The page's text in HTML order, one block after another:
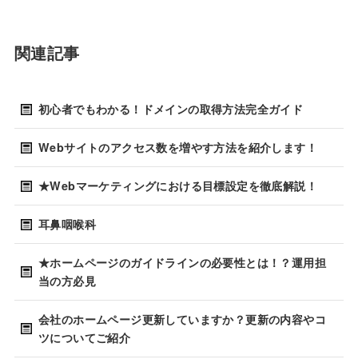
関連記事
初心者でもわかる！ドメインの取得方法完全ガイド
Webサイトのアクセス数を増やす方法を紹介します！
★Webマーケティングにおける目標設定を徹底解説！
耳鼻咽喉科
★ホームページのガイドラインの必要性とは！？運用担
当の方必見
会社のホームページ更新していますか？更新の内容やコ
ツについてご紹介